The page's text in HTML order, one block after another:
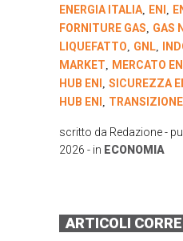
ENERGIA ITALIA, ENI ,
FORNITURE GAS, GAS
LIQUEFATTO, GNL,
MARKET, MERCATO
HUB ENI , SICUREZZA
HUB ENI ,
scritto da Redazione-
2026 - in ECONOMIA
ARTICOLI